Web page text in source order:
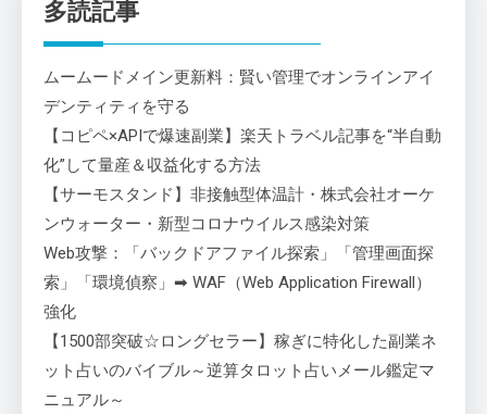
多読記事
ムームードメイン更新料：賢い管理でオンラインアイ
デンティティを守る
【コピペ×APIで爆速副業】楽天トラベル記事を“半自動
化”して量産＆収益化する方法
【サーモスタンド】非接触型体温計・株式会社オーケ
ンウォーター・新型コロナウイルス感染対策
Web攻撃：「バックドアファイル探索」「管理画面探
索」「環境偵察」➡ WAF（Web Application Firewall）
強化
【1500部突破☆ロングセラー】稼ぎに特化した副業ネ
ット占いのバイブル～逆算タロット占いメール鑑定マ
ニュアル～